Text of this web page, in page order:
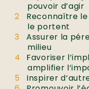
pouvoir d’agir
Reconnaître
le portent
Assurer la
milieu
Favoriser
amplifier
Inspirer